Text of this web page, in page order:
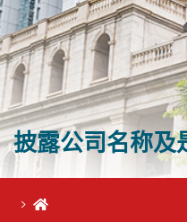
披露公司名称及
首页